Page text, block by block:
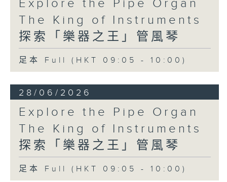
Explore the Pipe Organ
The King of Instruments
探索「樂器之王」管風琴
足本 Full (HKT 09:05 - 10:00)
28/06/2026
Explore the Pipe Organ
The King of Instruments
探索「樂器之王」管風琴
足本 Full (HKT 09:05 - 10:00)